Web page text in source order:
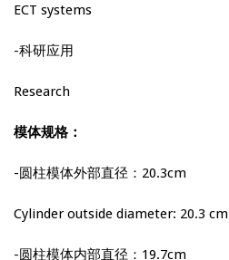
ECT systems
-科研应用
Research
模体规格：
-圆柱模体外部直径：20.3cm
Cylinder outside diameter: 20.3 cm
-圆柱模体内部直径：19.7cm